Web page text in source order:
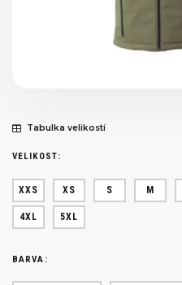
Tabulka velikostí
VELIKOST:
XXS XS S M
4XL 5XL
BARVA: